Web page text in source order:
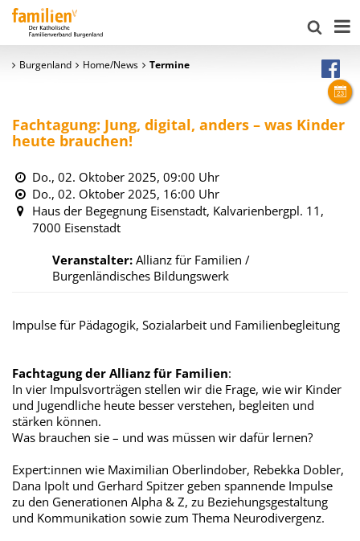
Burgenland Home/News Termine
Fachtagung: Jung, digital, anders – was Kinder
heute brauchen!
Do., 02. Oktober 2025, 09:00 Uhr
Do., 02. Oktober 2025, 16:00 Uhr
Haus der Begegnung Eisenstadt, Kalvarienbergpl. 11,
7000 Eisenstadt
Veranstalter: Allianz für Familien /
Burgenländisches Bildungswerk
Impulse für Pädagogik, Sozialarbeit und Familienbegleitung
Fachtagung der Allianz für Familien:
In vier Impulsvorträgen stellen wir die Frage, wie wir Kinder
und Jugendliche heute besser verstehen, begleiten und
stärken können.
Was brauchen sie – und was müssen wir dafür lernen?
Expert:innen wie Maximilian Oberlindober, Rebekka Dobler,
Dana Ipolt und Gerhard Spitzer geben spannende Impulse
zu den Generationen Alpha & Z, zu Beziehungsgestaltung
und Kommunikation sowie zum Thema Neurodivergenz.